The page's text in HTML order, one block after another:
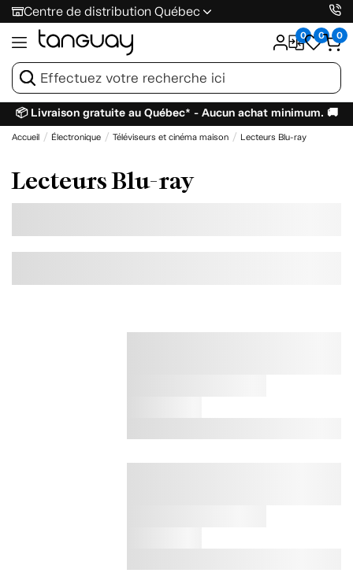
Centre de distribution Québec
0 0 0
📦 Livraison gratuite au Québec* - Aucun achat minimum. 🚚
Accueil Électronique Téléviseurs et cinéma maison Lecteurs Blu-ray
Lecteurs Blu-ray